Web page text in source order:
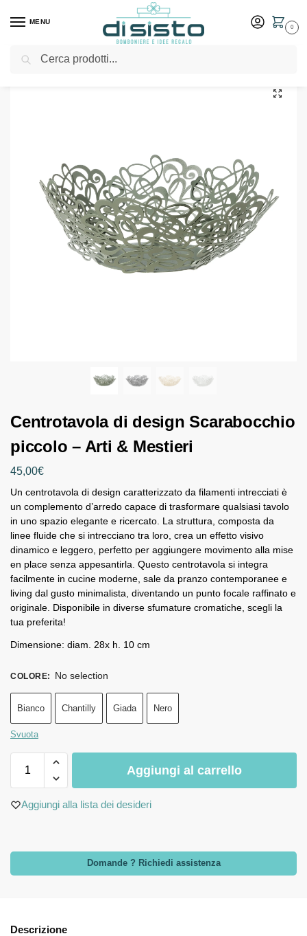
MENU
0
Home Shop Idee Regalo
Centrotavola di design Scarabocchio
piccolo – Arti & Mestieri
45,00€
Un centrotavola di design caratterizzato da filamenti intrecciati è
un complemento d’arredo capace di trasformare qualsiasi tavolo
in uno spazio elegante e ricercato. La struttura, composta da
linee fluide che si intrecciano tra loro, crea un effetto visivo
dinamico e leggero, perfetto per aggiungere movimento alla mise
en place senza appesantirla. Questo centrotavola si integra
facilmente in cucine moderne, sale da pranzo contemporanee e
living dal gusto minimalista, diventando un punto focale raffinato e
originale. Disponibile in diverse sfumature cromatiche, scegli la
tua preferita!
Dimensione: diam. 28x h. 10 cm
COLORE: No selection
Bianco Chantilly Giada Nero
Svuota
Aggiungi al carrello
Aggiungi alla lista dei desideri
Domande ? Richiedi assistenza
Descrizione